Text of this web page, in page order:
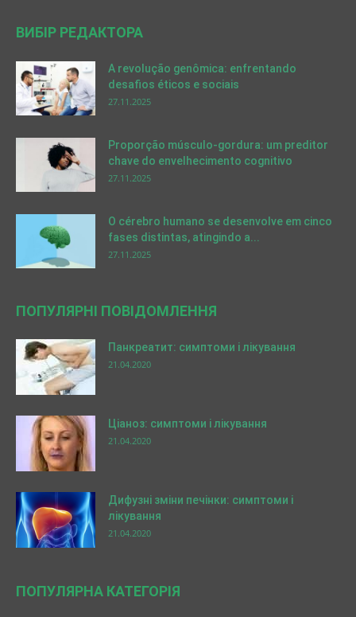
ВИБІР РЕДАКТОРА
A revolução genômica: enfrentando
desafios éticos e sociais
27.11.2025
Proporção músculo-gordura: um preditor
chave do envelhecimento cognitivo
27.11.2025
O cérebro humano se desenvolve em cinco
fases distintas, atingindo a...
27.11.2025
ПОПУЛЯРНІ ПОВІДОМЛЕННЯ
Панкреатит: симптоми і лікування
21.04.2020
Ціаноз: симптоми і лікування
21.04.2020
Дифузні зміни печінки: симптоми і
лікування
21.04.2020
ПОПУЛЯРНА КАТЕГОРІЯ